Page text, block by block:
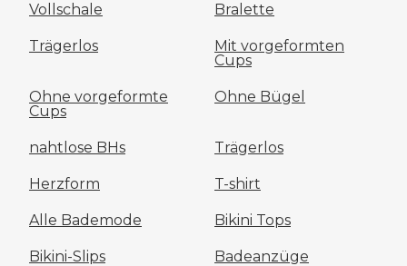
Vollschale Bralette
Trägerlos
Mit vorgeformten
Cups
Ohne vorgeformte
Cups
Ohne Bügel
nahtlose BHs Trägerlos
Herzform T-shirt
Alle Bademode Bikini Tops
Bikini-Slips Badeanzüge